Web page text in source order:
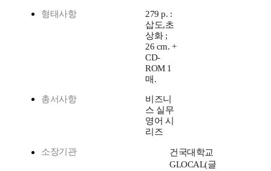
형태사항
279 p. :
삽도,초
상화 ;
26 cm. +
CD-
ROM 1
매.
총서사항
비즈니
스 실무
영어 시
리즈
소장기관
건국대학교
GLOCAL(글